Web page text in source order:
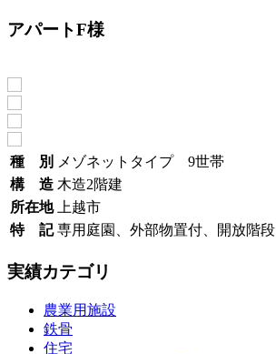
アパートF様
種 別
メゾネットタイプ 9世帯
構 造 木造2階建
所在地
上越市
特 記 専用庭園、外部物置付、開放階段
実績カテゴリ
農業用施設
鉄骨
住宅